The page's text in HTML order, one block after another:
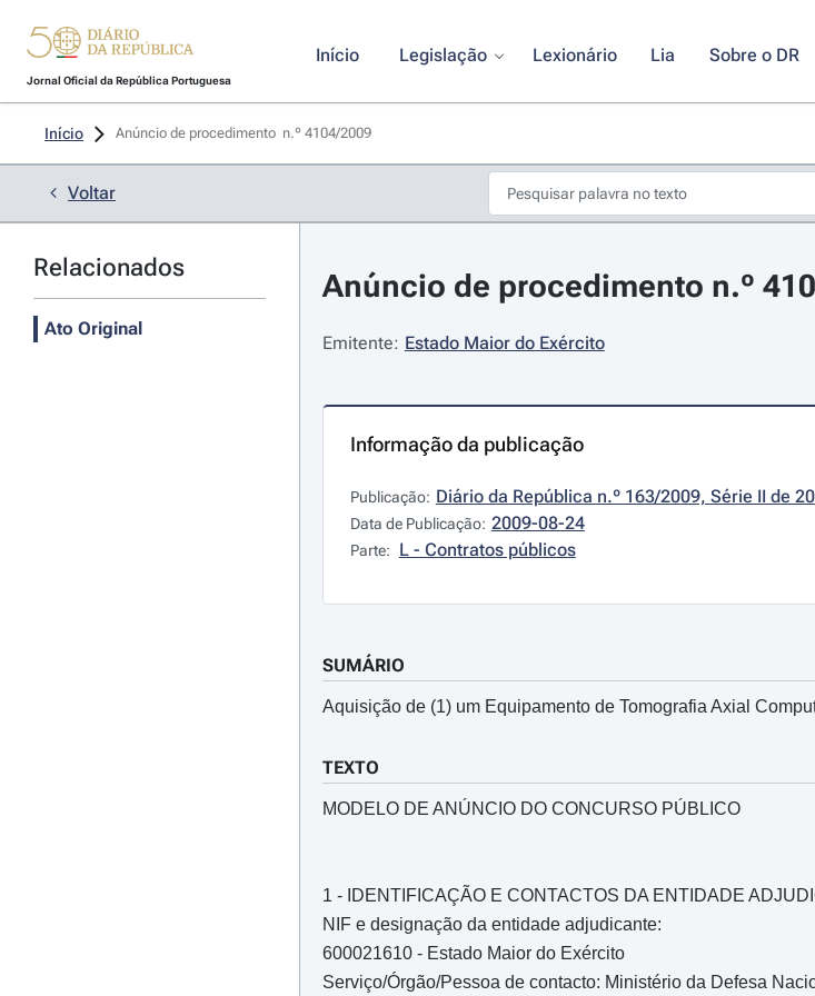
Jornal Oficial da República Portuguesa
Início Legislação Lexionário Lia Sobre o DR
Início Anúncio de procedimento  n.º 4104/2009
Voltar
Relacionados
Ato Original
Anúncio de procedimento n.º
Emitente: Estado Maior do Exército
Informação da publicação
Publicação: Diário da República n.º 163/2009, Série II de
Data de Publicação: 2009-08-24
Parte: L - Contratos públicos
SUMÁRIO
Aquisição de (1) um Equipamento de Tomografia Axial
TEXTO
MODELO DE ANÚNCIO DO CONCURSO PÚBLICO
1 - IDENTIFICAÇÃO E CONTACTOS DA ENTIDADE
NIF e designação da entidade adjudicante:
600021610 - Estado Maior do Exército
Serviço/Órgão/Pessoa de contacto: Ministério da Defesa